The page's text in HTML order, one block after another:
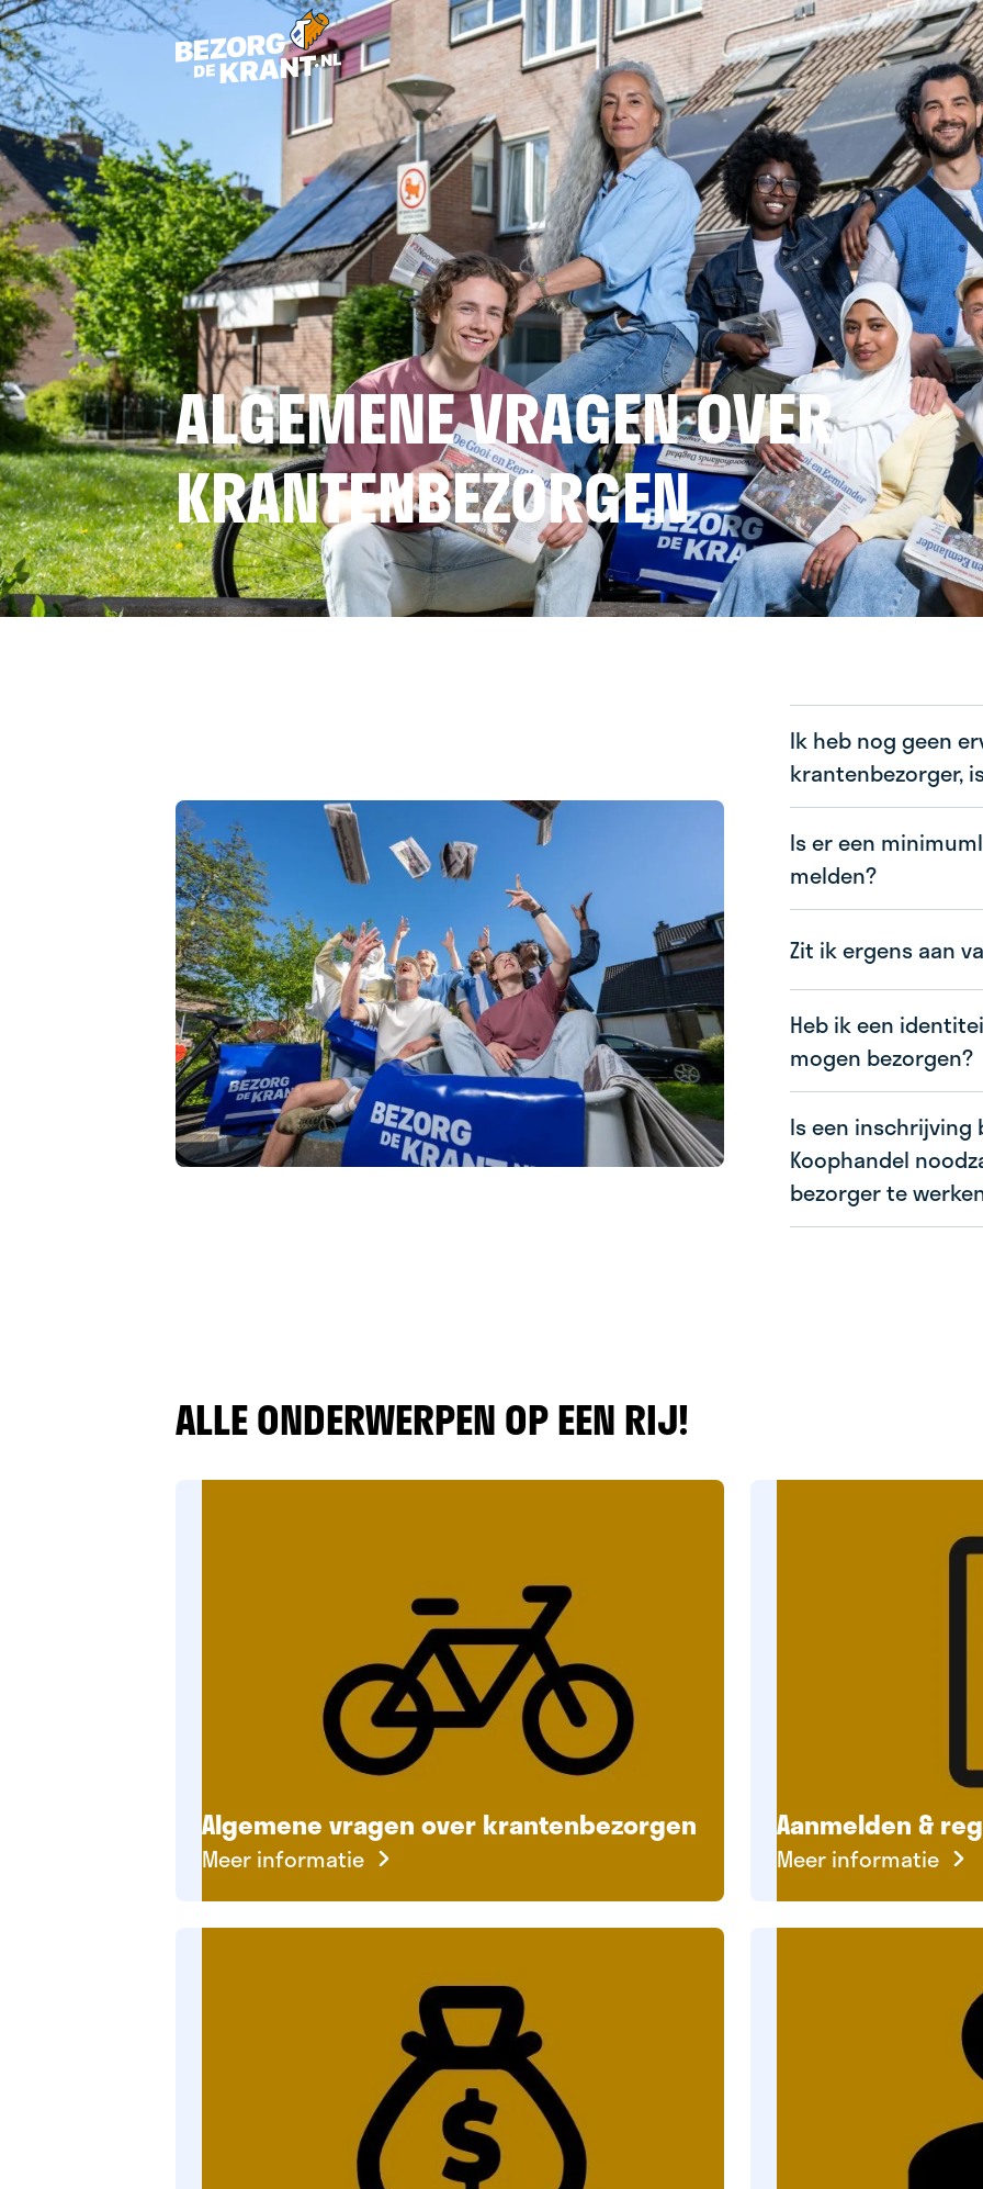
ALGEMENE VRAGEN OVER
KRANTENBEZORGEN
Ik heb nog geen
krantenbezorger,
Is er een
melden?
Zit ik ergens aan
Heb ik een
mogen bezorgen?
Is een inschrijving
Koophandel
bezorger te
ALLE ONDERWERPEN OP EEN RIJ!
Algemene vragen over krantenbezorgen
Meer informatie
Aanmelden &
Meer informatie